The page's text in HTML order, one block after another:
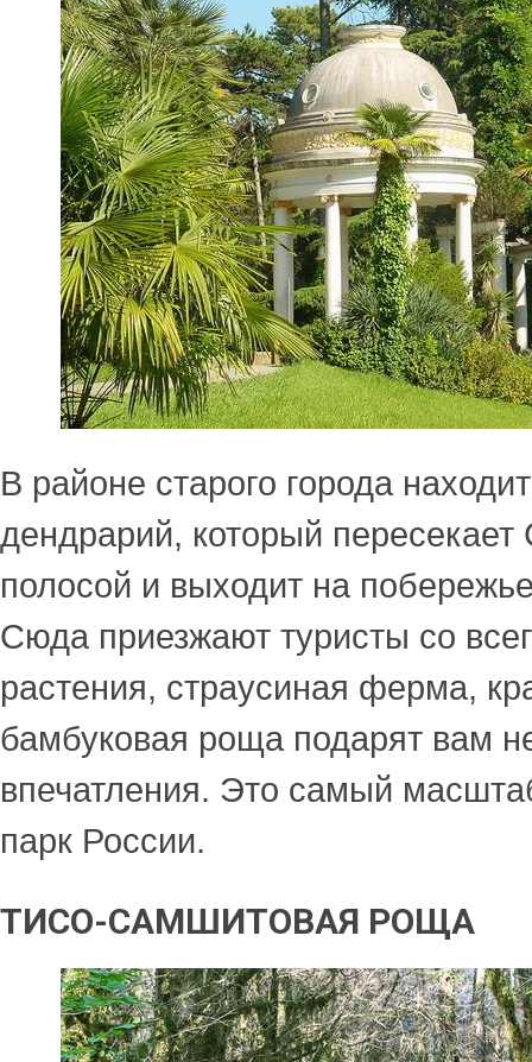
В районе старого города
дендрарий, который пересекает
полосой и выходит на
Сюда приезжают туристы со
растения, страусиная ферма,
бамбуковая роща подарят вам
впечатления. Это самый
парк России.
ТИСО-САМШИТОВАЯ РОЩА